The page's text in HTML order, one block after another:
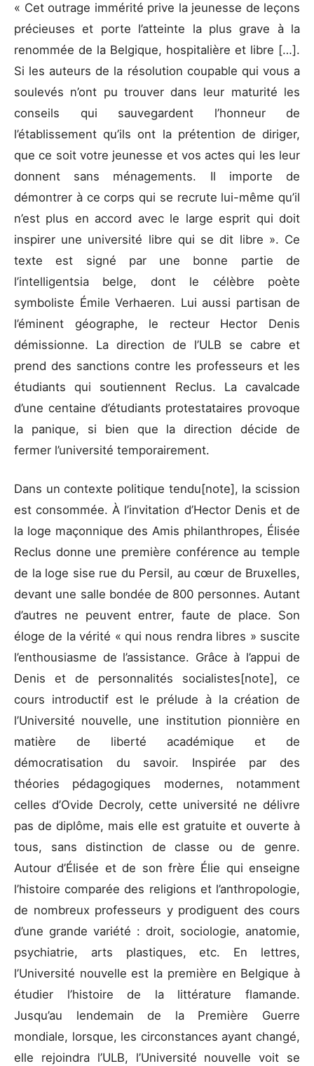
« Cet outrage immérité prive la jeunesse de leçons
précieuses et porte l’atteinte la plus grave à la
renommée de la Belgique, hospitalière et libre […].
Si les auteurs de la résolution coupable qui vous a
soulevés n’ont pu trouver dans leur maturité les
conseils qui sauvegardent l’honneur de
l’établissement qu’ils ont la prétention de diriger,
que ce soit votre jeunesse et vos actes qui les leur
donnent sans ménagements. Il importe de
démontrer à ce corps qui se recrute lui-même qu’il
n’est plus en accord avec le large esprit qui doit
inspirer une université libre qui se dit libre ». Ce
texte est signé par une bonne partie de
l’intelligentsia belge, dont le célèbre poète
symboliste Émile Verhaeren. Lui aussi partisan de
l’éminent géographe, le recteur Hector Denis
démissionne. La direction de l’ULB se cabre et
prend des sanctions contre les professeurs et les
étudiants qui soutiennent Reclus. La cavalcade
d’une centaine d’étudiants protestataires provoque
la panique, si bien que la direction décide de
fermer l’université temporairement.
Dans un contexte politique tendu[note], la scission
est consommée. À l’invitation d’Hector Denis et de
la loge maçonnique des Amis philanthropes, Élisée
Reclus donne une première conférence au temple
de la loge sise rue du Persil, au cœur de Bruxelles,
devant une salle bondée de 800 personnes. Autant
d’autres ne peuvent entrer, faute de place. Son
éloge de la vérité « qui nous rendra libres » suscite
l’enthousiasme de l’assistance. Grâce à l’appui de
Denis et de personnalités socialistes[note], ce
cours introductif est le prélude à la création de
l’Université nouvelle, une institution pionnière en
matière de liberté académique et de
démocratisation du savoir. Inspirée par des
théories pédagogiques modernes, notamment
celles d’Ovide Decroly, cette université ne délivre
pas de diplôme, mais elle est gratuite et ouverte à
tous, sans distinction de classe ou de genre.
Autour d’Élisée et de son frère Élie qui enseigne
l’histoire comparée des religions et l’anthropologie,
de nombreux professeurs y prodiguent des cours
d’une grande variété : droit, sociologie, anatomie,
psychiatrie, arts plastiques, etc. En lettres,
l’Université nouvelle est la première en Belgique à
étudier l’histoire de la littérature flamande.
Jusqu’au lendemain de la Première Guerre
mondiale, lorsque, les circonstances ayant changé,
elle rejoindra l’ULB, l’Université nouvelle voit se